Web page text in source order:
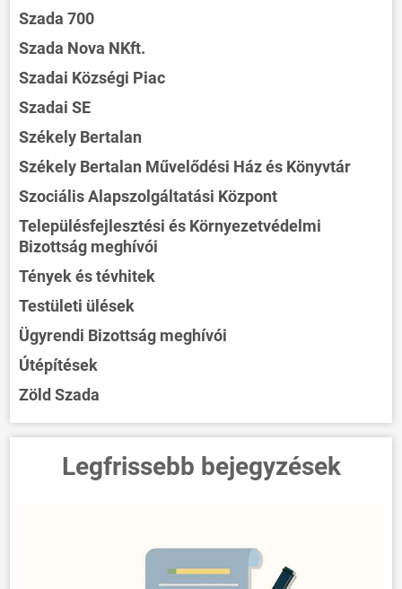
Szada 700
Szada Nova NKft.
Szadai Községi Piac
Szadai SE
Székely Bertalan
Székely Bertalan Művelődési Ház és Könyvtár
Szociális Alapszolgáltatási Központ
Településfejlesztési és Környezetvédelmi
Bizottság meghívói
Tények és tévhitek
Testületi ülések
Ügyrendi Bizottság meghívói
Útépítések
Zöld Szada
Legfrissebb bejegyzések